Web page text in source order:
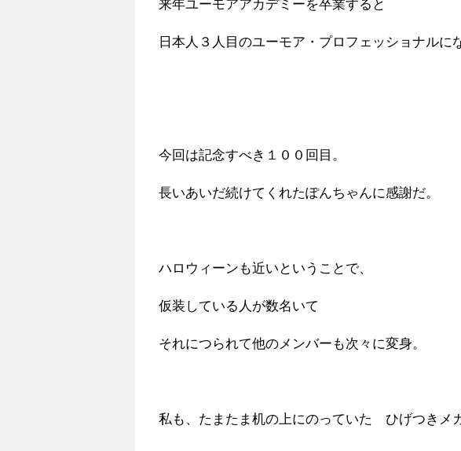
来年ユーモアアカデミーを卒業すると
日本人３人目のユーモア・プロフェッショナルに
今回は記念すべき１００回目。
長いあいだ続けてくれたぽんちゃんに感謝だ。
ハロウィーンも近いということで、
仮装している人が数名いて
それにつられて他のメンバーも次々に変身。
私も、たまたま机の上にのっていた ひげつきメ